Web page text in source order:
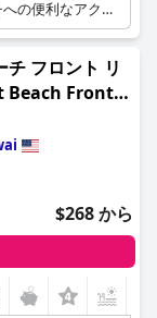
の便利なアクセ
とアメニティ
フロント リ
Beach Front
$268 から